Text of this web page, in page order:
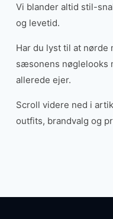
Vi blander altid stil-
og levetid.
Har du lyst til at nørde
sæsonens nøglelooks
allerede ejer.
Scroll videre ned i
outfits, brandvalg og